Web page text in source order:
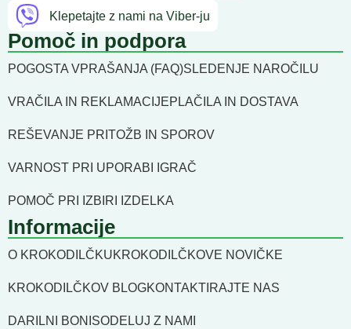
Klepetajte z nami na Viber-ju
Pomoč in podpora
POGOSTA VPRAŠANJA (FAQ)SLEDENJE NAROČILU
VRAČILA IN REKLAMACIJEPLAČILA IN DOSTAVA
REŠEVANJE PRITOŽB IN SPOROV
VARNOST PRI UPORABI IGRAČ
POMOČ PRI IZBIRI IZDELKA
Informacije
O KROKODILČKUKROKODILČKOVE NOVIČKE
KROKODILČKOV BLOGKONTAKTIRAJTE NAS
DARILNI BONI SODELUJ Z NAMI